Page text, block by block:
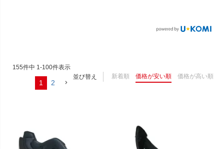
並び替え 新着順 価格が安い順 価格が高い順
155件中 1-100件表示
1 2